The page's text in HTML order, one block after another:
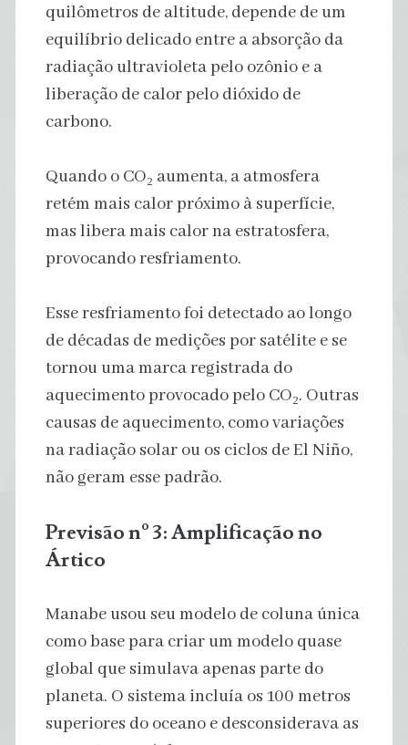
quilômetros de altitude, depende de um
equilíbrio delicado entre a absorção da
radiação ultravioleta pelo ozônio e a
liberação de calor pelo dióxido de
carbono.
Quando o CO₂ aumenta, a atmosfera
retém mais calor próximo à superfície,
mas libera mais calor na estratosfera,
provocando resfriamento.
Esse resfriamento foi detectado ao longo
de décadas de medições por satélite e se
tornou uma marca registrada do
aquecimento provocado pelo CO₂. Outras
causas de aquecimento, como variações
na radiação solar ou os ciclos de El Niño,
não geram esse padrão.
Previsão nº 3: Amplificação no
Ártico
Manabe usou seu modelo de coluna única
como base para criar um modelo quase
global que simulava apenas parte do
planeta. O sistema incluía os 100 metros
superiores do oceano e desconsiderava as